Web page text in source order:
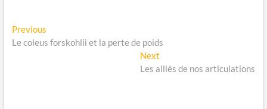
Navigation
de
PreviousPrevious
post:
Le coleus forskohlii et la perte de poids
Next
post:
Les alliés de nos articulations